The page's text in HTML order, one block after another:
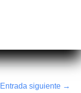
Entrada siguiente →